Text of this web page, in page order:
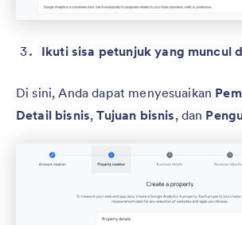
Ikuti sisa petunjuk yang muncul
Di sini, Anda dapat menyesuaikan
Detail bisnis,Tujuan bisnis, dan